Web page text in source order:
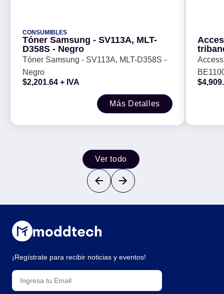
CONSUMIBLES
Tóner Samsung - SV113A, MLT-
D358S - Negro
Tóner Samsung - SV113A, MLT-D358S -
Negro
$2,201.64 + IVA
Más Detalles
G
puerto
$
Ver todo
¡Regístrate para recibir noticias y eventos!